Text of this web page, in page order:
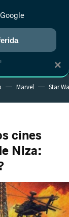
NUEVO
RANKINGS CINE
Marvel Star
cines
Niza:
×